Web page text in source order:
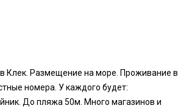
Клек. Размещение на море. Проживание в
номера. У каждого будет:
До пляжа 50м. Много магазинов и